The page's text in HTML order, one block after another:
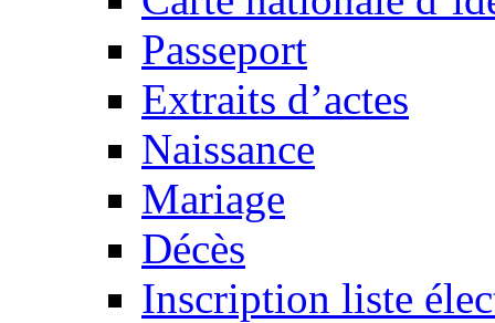
Passeport
Extraits d’actes
Naissance
Mariage
Décès
Inscription liste